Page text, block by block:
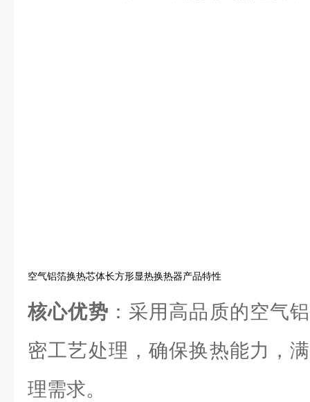
空气铝箔换热芯体长方形显热换热器产品特性
核心优势 ：采用高品质的空气
密工艺处理，确保换热能力，
理需求。